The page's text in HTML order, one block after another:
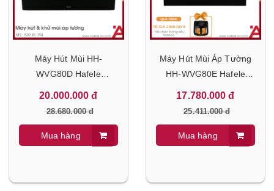
Máy Hút Mùi HH-
WVG80D Hafele
539.81.194
20.000.000 đ
28.680.000 đ
Mua hàng
Máy Hút Mùi Áp Tường
HH-WVG80E Hafele
533.86.018
17.780.000 đ
25.411.000 đ
Mua hàng